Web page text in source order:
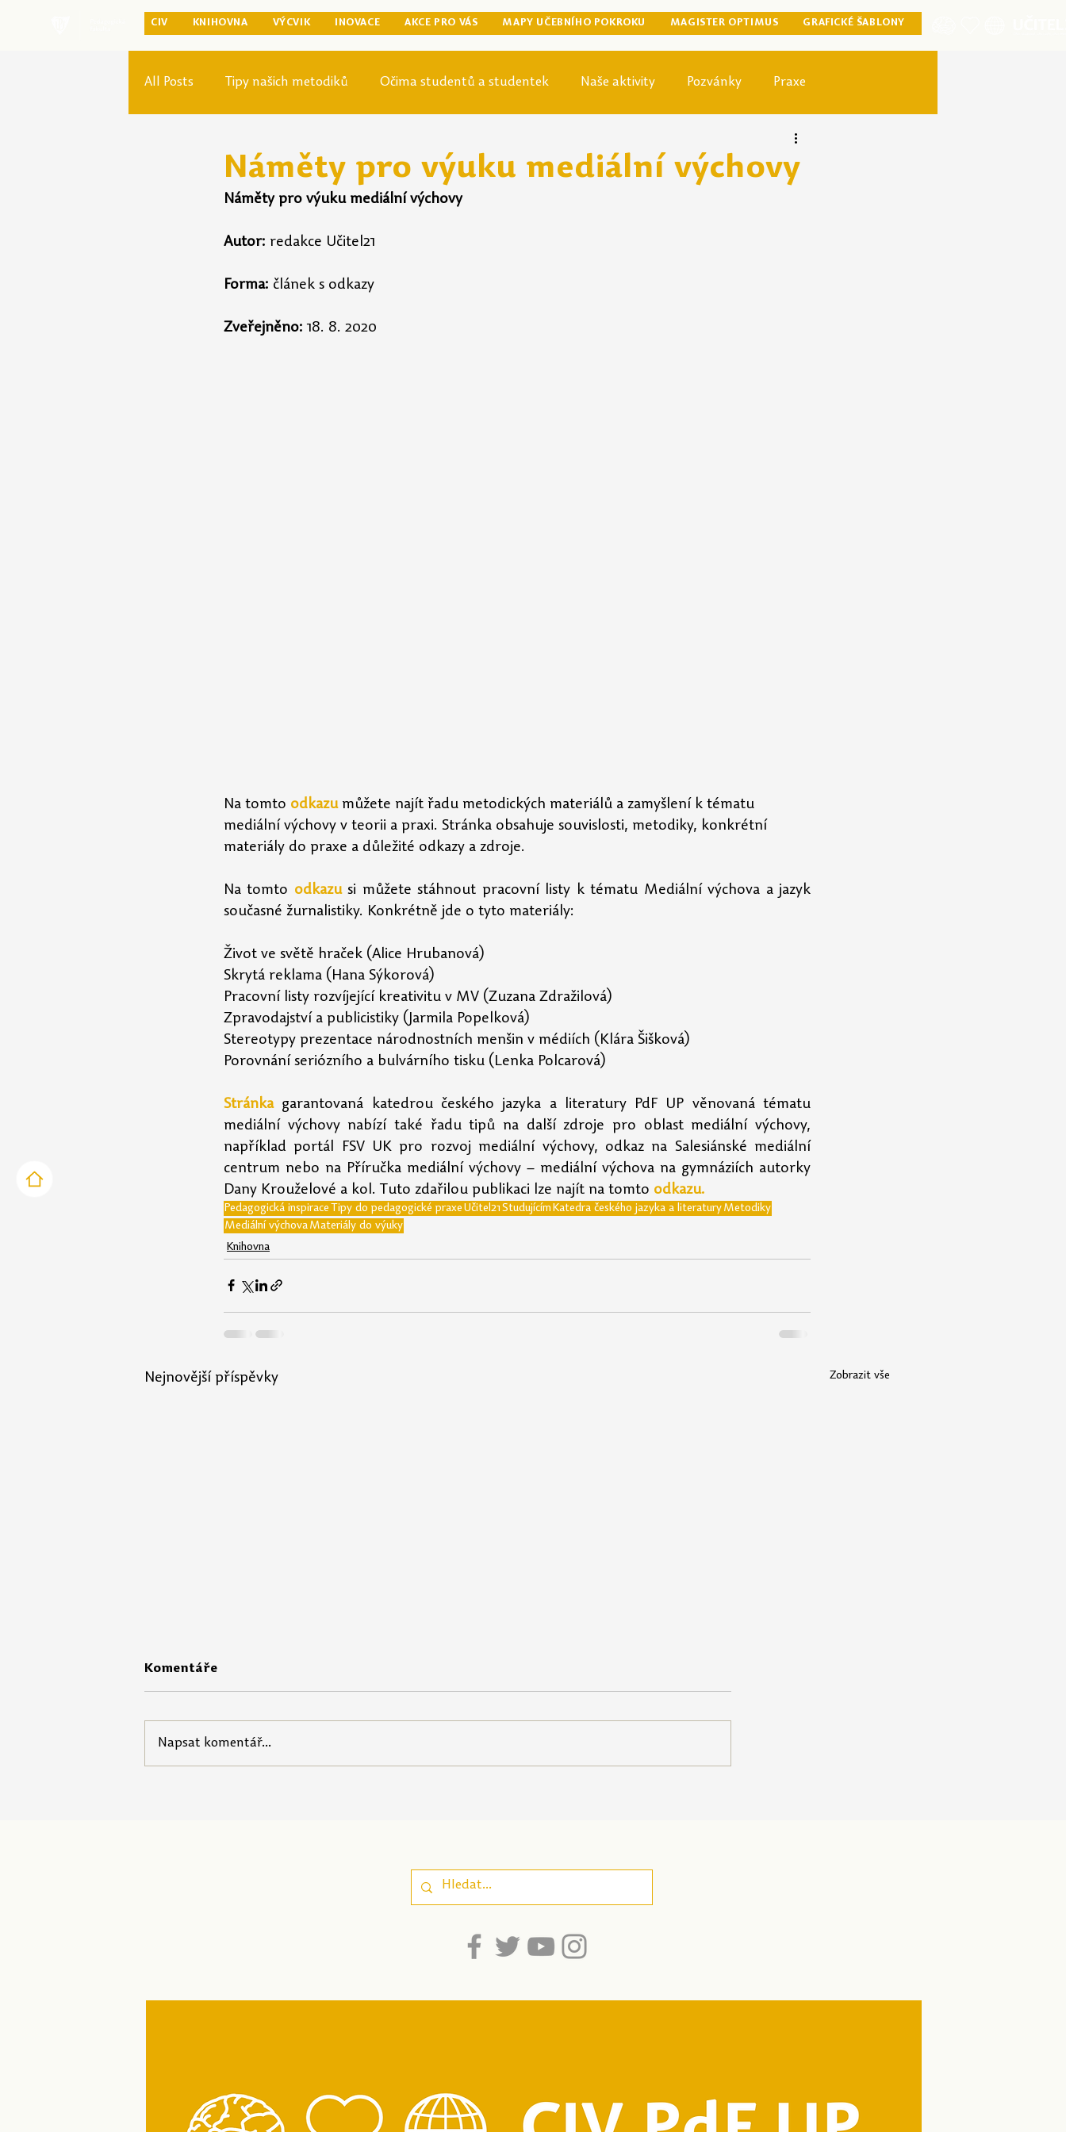
CIV KNIHOVNA VÝCVIK INOVACE AKCE PRO VÁS MAPY UČEBNÍHO POKROKU MAGISTER OPTIMUS GRAFICKÉ ŠABLONY
All Posts Tipy našich metodiků Očima studentů a studentek Naše aktivity Pozvánky Praxe
Náměty pro výuku mediální výchovy
Náměty pro výuku mediální výchovy
Autor: redakce Učitel21
Forma: článek s odkazy
Zveřejněno: 18. 8. 2020
Na tomto odkazu můžete najít řadu metodických materiálů a zamyšlení k tématu
mediální výchovy v teorii a praxi. Stránka obsahuje souvislosti, metodiky, konkrétní
materiály do praxe a důležité odkazy a zdroje.
Na tomto odkazu si můžete stáhnout pracovní listy k tématu Mediální výchova a jazyk
současné žurnalistiky. Konkrétně jde o tyto materiály:
Život ve světě hraček (Alice Hrubanová)
Skrytá reklama (Hana Sýkorová)
Pracovní listy rozvíjející kreativitu v MV (Zuzana Zdražilová)
Zpravodajství a publicistiky (Jarmila Popelková)
Stereotypy prezentace národnostních menšin v médiích (Klára Šišková)
Porovnání seriózního a bulvárního tisku (Lenka Polcarová)
Stránka garantovaná katedrou českého jazyka a literatury PdF UP věnovaná tématu
mediální výchovy nabízí také řadu tipů na další zdroje pro oblast mediální výchovy,
například portál FSV UK pro rozvoj mediální výchovy, odkaz na Salesiánské mediální
centrum nebo na Příručka mediální výchovy – mediální výchova na gymnáziích autorky
Dany Krouželové a kol. Tuto zdařilou publikaci lze najít na tomto odkazu.
Pedagogická inspirace Tipy do pedagogické praxe Učitel21 Studujícím Katedra českého jazyka a literatury Metodiky
Mediální výchova Materiály do výuky
Knihovna
Nejnovější příspěvky Zobrazit vše
srozumitelnost pro
dospívající
Komentáře
Napsat komentář...